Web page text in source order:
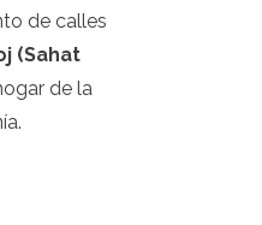
de calles
(Sahat
de la